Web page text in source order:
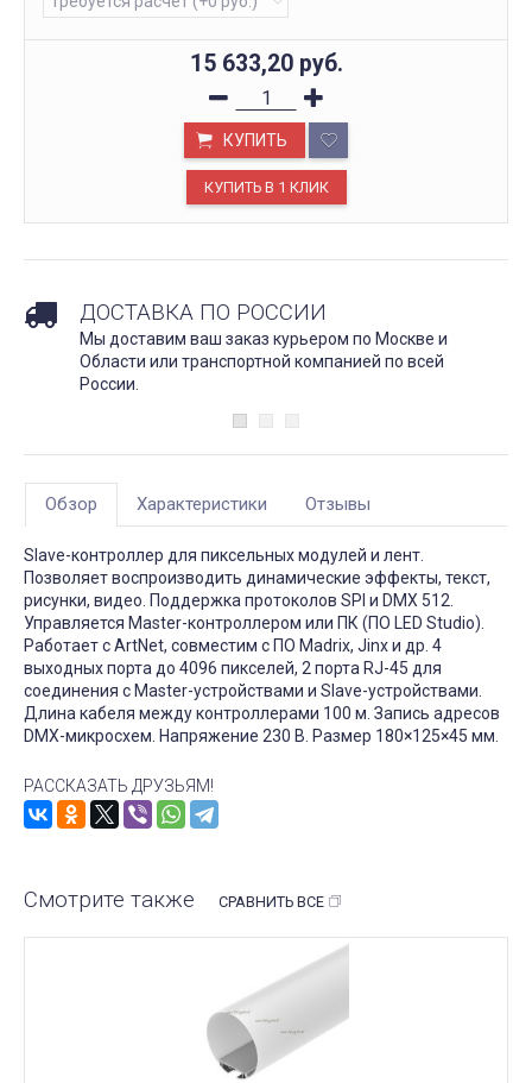
15 633,20 руб.
КУПИТЬ
ДОСТАВКА ПО РОССИИ
Мы доставим ваш заказ курьером по Москве и
Области или транспортной компанией по всей
России.
Обзор Характеристики Отзывы
Slave-контроллер для пиксельных модулей и лент.
Позволяет воспроизводить динамические эффекты, текст,
рисунки, видео. Поддержка протоколов SPI и DMX 512.
Управляется Master-контроллером или ПК (ПО LED Studio).
Работает с ArtNet, совместим с ПО Madrix, Jinx и др. 4
выходных порта до 4096 пикселей, 2 порта RJ-45 для
соединения с Master-устройствами и Slave-устройствами.
Длина кабеля между контроллерами 100 м. Запись адресов
DMX-микросхем. Напряжение 230 В. Размер 180×125×45 мм.
РАССКАЗАТЬ ДРУЗЬЯМ!
Смотрите также СРАВНИТЬ ВСЕ